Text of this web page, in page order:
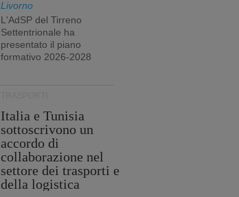
Livorno
L'AdSP del Tirreno
Settentrionale ha
presentato il piano
formativo 2026-2028
Italia e Tunisia
sottoscrivono un
accordo di
collaborazione nel
settore dei trasporti e
della logistica